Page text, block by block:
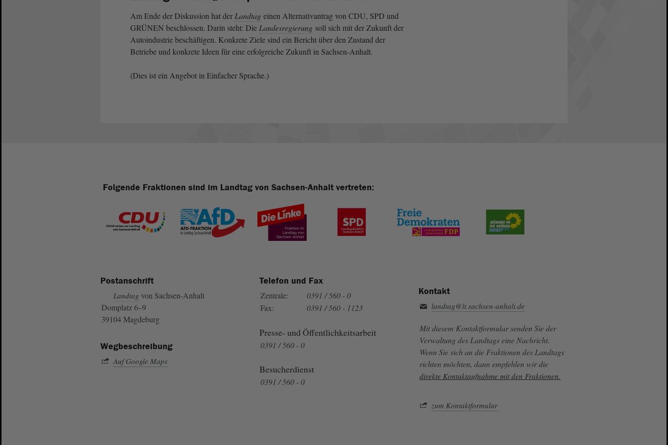
Am Ende der Diskussion hat derLandtag einen Alternativantrag von CDU, SPD und
GRÜNEN beschlossen. Darin steht: DieLandesregierung soll sich mit der Zukunft der
Autoindustrie beschäftigen. Konkrete Ziele sind ein Bericht über den Zustand der
Betriebe und konkrete Ideen für eine erfolgreiche Zukunft in Sachsen-Anhalt.
(Dies ist ein Angebot in Einfacher Sprache.)
Folgende Fraktionen sind im Landtag von Sachsen-Anhalt vertreten:
Postanschrift
Landtag von Sachsen-Anhalt
Domplatz 6–9
39104 Magdeburg
Wegbeschreibung
Auf Google Maps
Telefon und Fax
Zentrale:
0391 / 560 - 0
Fax:
0391 / 560 - 1123
Presse- und Öffentlichkeitsarbeit
0391 / 560 - 0
Besucherdienst
0391 / 560 - 0
Kontakt
landtag@lt.sachsen-anhalt.de
Mit diesem Kontaktformular senden Sie der
Verwaltung des Landtags eine Nachricht.
Wenn Sie sich an die Fraktionen des Landtags
richten möchten, dann empfehlen wir die
direkte Kontaktaufnahme mit den Fraktionen.
zum Kontaktformular